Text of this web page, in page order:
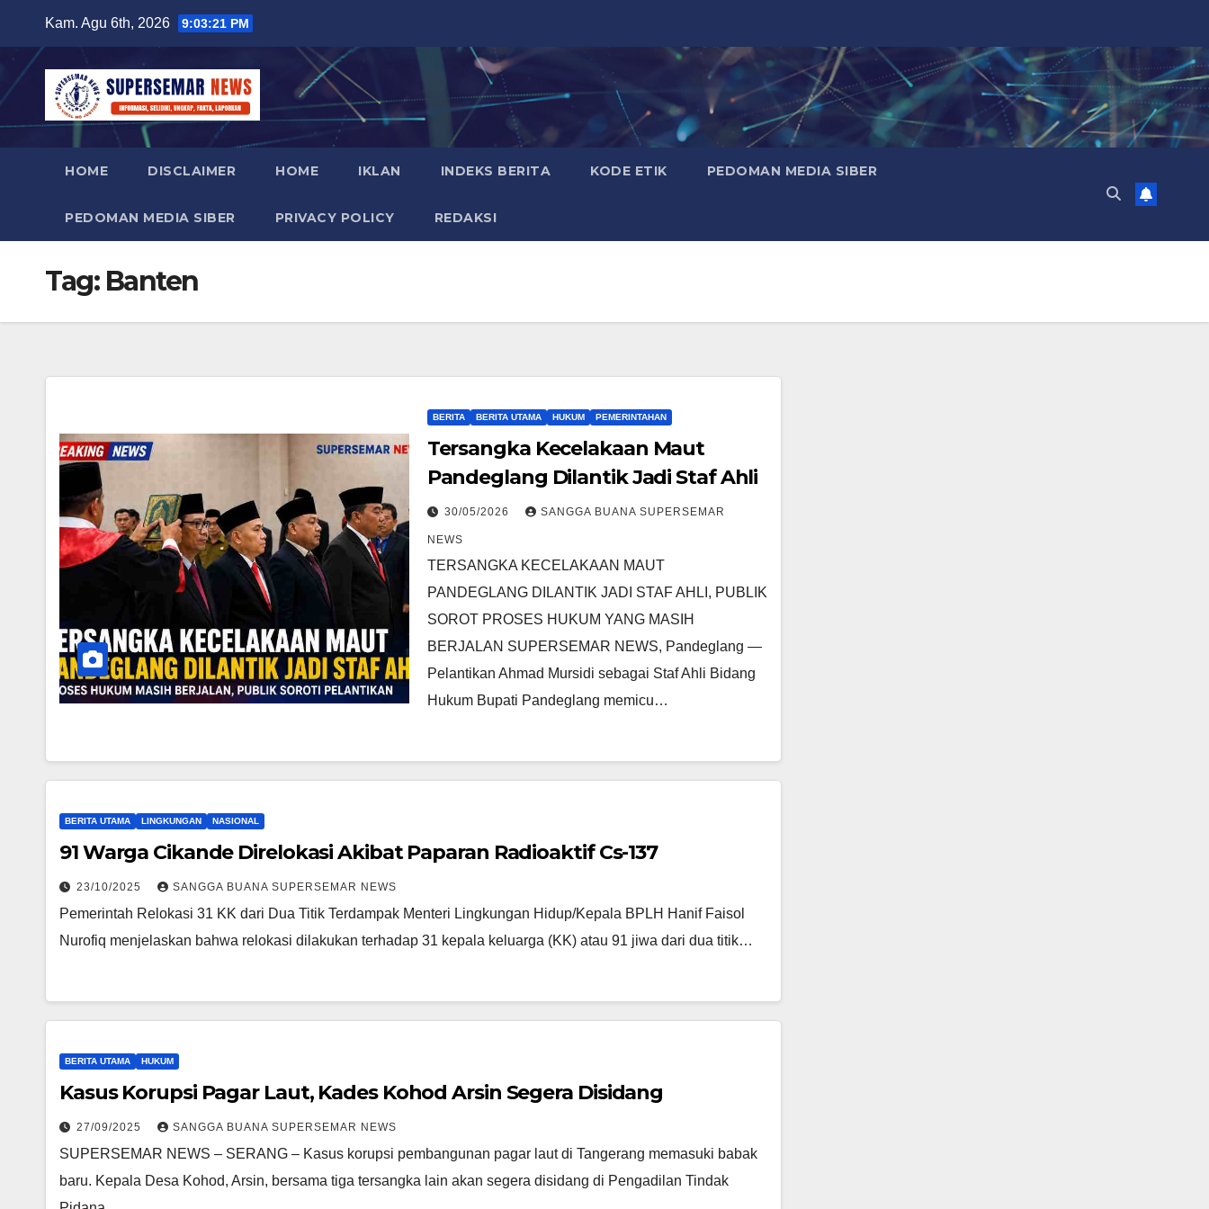
content
Kam. Agu 6th, 2026 9:03:21 PM
HOME DISCLAIMER HOME IKLAN INDEKS BERITA KODE ETIK PEDOMAN MEDIA SIBER
PEDOMAN MEDIA SIBER PRIVACY POLICY REDAKSI
Tag: Banten
BERITA BERITA UTAMA HUKUM PEMERINTAHAN
Tersangka Kecelakaan Maut
Pandeglang Dilantik Jadi Staf Ahli
30/05/2026 SANGGA BUANA SUPERSEMAR
NEWS
TERSANGKA KECELAKAAN MAUT
PANDEGLANG DILANTIK JADI STAF AHLI, PUBLIK
SOROT PROSES HUKUM YANG MASIH
BERJALAN SUPERSEMAR NEWS, Pandeglang —
Pelantikan Ahmad Mursidi sebagai Staf Ahli Bidang
Hukum Bupati Pandeglang memicu…
BERITA UTAMA LINGKUNGAN NASIONAL
91 Warga Cikande Direlokasi Akibat Paparan Radioaktif Cs-137
23/10/2025 SANGGA BUANA SUPERSEMAR NEWS
Pemerintah Relokasi 31 KK dari Dua Titik Terdampak Menteri Lingkungan Hidup/Kepala BPLH Hanif Faisol
Nurofiq menjelaskan bahwa relokasi dilakukan terhadap 31 kepala keluarga (KK) atau 91 jiwa dari dua titik…
BERITA UTAMA HUKUM
Kasus Korupsi Pagar Laut, Kades Kohod Arsin Segera Disidang
27/09/2025 SANGGA BUANA SUPERSEMAR NEWS
SUPERSEMAR NEWS – SERANG – Kasus korupsi pembangunan pagar laut di Tangerang memasuki babak
baru. Kepala Desa Kohod, Arsin, bersama tiga tersangka lain akan segera disidang di Pengadilan Tindak